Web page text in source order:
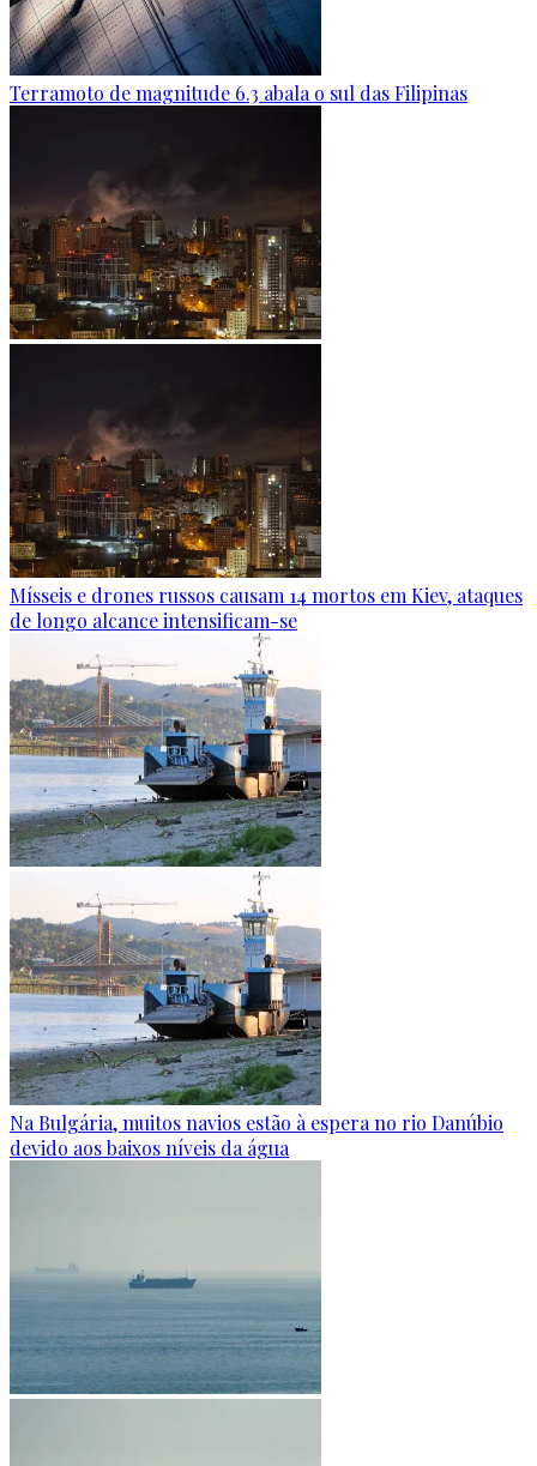
Terramoto de magnitude 6.3 abala o sul das Filipinas
Mísseis e drones russos causam 14 mortos em Kiev, ataques
de longo alcance intensificam-se
Na Bulgária, muitos navios estão à espera no rio Danúbio
devido aos baixos níveis da água